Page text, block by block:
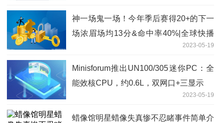
神一场鬼一场！今年季后赛得20+的下一
场浓眉场均13分&命中率40%|全球快播
2023-05-19
Minisforum推出UN100/305迷你PC：全
能效核CPU，约0.6L，双网口+三显示
2023-05-19
蜡像馆明星蜡像失真惨不忍睹事件简单介